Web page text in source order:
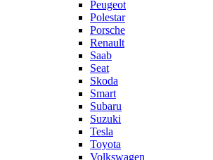
Peugeot
Polestar
Porsche
Renault
Saab
Seat
Skoda
Smart
Subaru
Suzuki
Tesla
Toyota
Volkswagen